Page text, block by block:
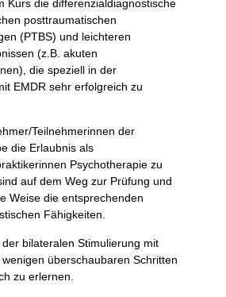
Kurs die differenzialdiagnostische
posttraumatischen
(PTBS) und leichteren
(z.B. akuten
die speziell in der
EMDR sehr erfolgreich zu
Teilnehmerinnen der
die Erlaubnis als
Psychotherapie zu
auf dem Weg zur Prüfung und
Weise die entsprechenden
Fähigkeiten.
bilateralen Stimulierung mit
überschaubaren Schritten
zu erlernen.